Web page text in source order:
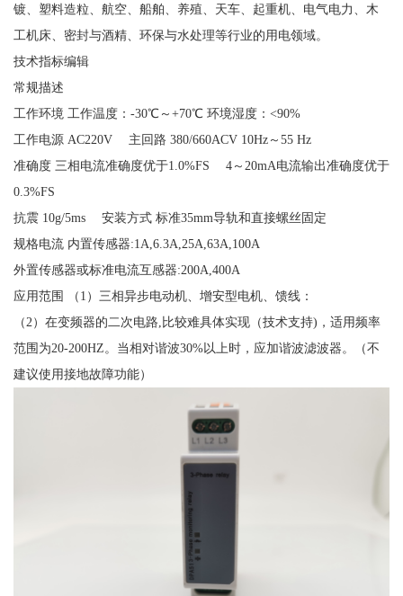
镀、塑料造粒、航空、船舶、养殖、天车、起重机、电气电力、木
工机床、密封与酒精、环保与水处理等行业的用电领域。
技术指标编辑
常规描述
工作环境 工作温度：-30℃～+70℃ 环境湿度：<90%
工作电源 AC220V 主回路 380/660ACV 10Hz～55 Hz
准确度 三相电流准确度优于1.0%FS 4～20mA电流输出准确度优于
0.3%FS
抗震 10g/5ms 安装方式 标准35mm导轨和直接螺丝固定
规格电流 内置传感器:1A,6.3A,25A,63A,100A
外置传感器或标准电流互感器:200A,400A
应用范围 （1）三相异步电动机、增安型电机、馈线：
（2）在变频器的二次电路,比较难具体实现（技术支持)，适用频率
范围为20-200HZ。当相对谐波30%以上时，应加谐波滤波器。（不
建议使用接地故障功能）